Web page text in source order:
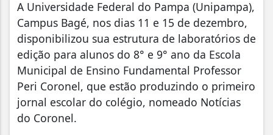
A Universidade Federal do Pampa (Unipampa),
Campus Bagé, nos dias 11 e 15 de dezembro,
disponibilizou sua estrutura de laboratórios de
edição para alunos do 8° e 9° ano da Escola
Municipal de Ensino Fundamental Professor
Peri Coronel, que estão produzindo o primeiro
jornal escolar do colégio, nomeado Notícias
do Coronel.